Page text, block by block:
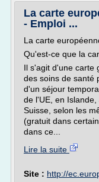
La carte
- Emploi ...
La carte
Qu'est-ce que la
Il s'agit d'une carte
des soins de santé
d'un séjour
de l'UE, en
Suisse, selon les
(gratuit dans
dans ce...
Lire la suite
Site : http://